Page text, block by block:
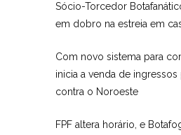
Sócio-Torcedor
em dobro na estreia em
Com novo sistema para
inicia a venda de
contra o Noroeste
FPF altera horário, e